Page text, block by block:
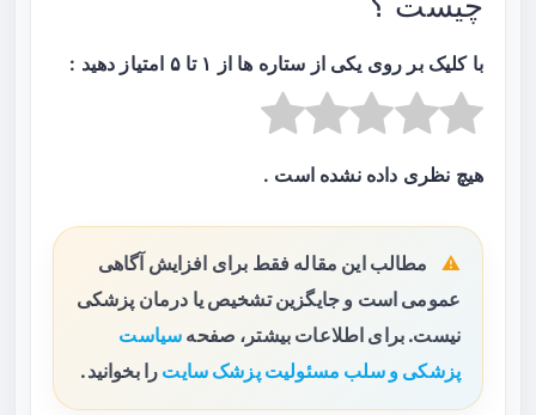
با کلیک بر روی یکی از ستاره ها از ۱ تا ۵ امتیاز دهید :
هیچ نظری داده نشده است .
مطالب این مقاله فقط برای افزایش آگاهی
عمومی است و جایگزین تشخیص یا درمان پزشکی
نیست. برای اطلاعات بیشتر، صفحه سیاست
پزشکی و سلب مسئولیت پزشک سایت را بخوانید.